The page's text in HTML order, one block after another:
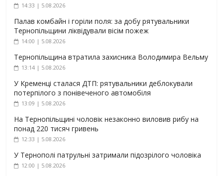
14:33 | 5.08.2026
Палав комбайн і горіли поля: за добу рятувальники
Тернопільщини ліквідували вісім пожеж
14:00 | 5.08.2026
Тернопільщина втратила захисника Володимира Вельму
13:14 | 5.08.2026
У Кременці сталася ДТП: рятувальники деблокували
потерпілого з понівеченого автомобіля
13:09 | 5.08.2026
На Тернопільщині чоловік незаконно виловив рибу на
понад 220 тисяч гривень
12:33 | 5.08.2026
У Тернополі патрульні затримали підозрілого чоловіка
12:00 | 5.08.2026